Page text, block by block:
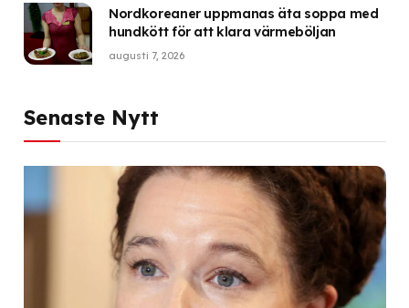
Nordkoreaner uppmanas äta soppa med
hundkött för att klara värmeböljan
augusti 7, 2026
Senaste Nytt